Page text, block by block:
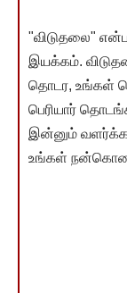
"விடுதலை"
இயக்கம்.
தொடர, உங்கள்
பெரியார்
இன்னும் வளர்க்க
உங்கள் நன்கொடை